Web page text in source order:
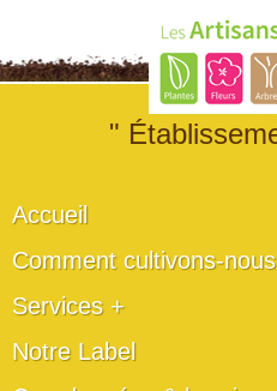
"
Accueil
Comment cultivons-nous
Services +
Notre Label